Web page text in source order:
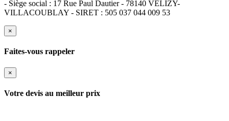
- Siège social : 17 Rue Paul Dautier - 78140 VELIZY-
VILLACOUBLAY - SIRET : 505 037 044 009 53
×
Faites-vous rappeler
×
Votre devis au meilleur prix